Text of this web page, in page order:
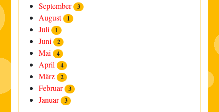
September 3
August 1
Juli 1
Juni 2
Mai 4
April 4
März 2
Februar 3
Januar 3